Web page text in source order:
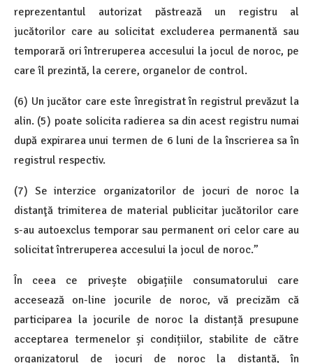
reprezentantul autorizat păstrează un registru al
jucătorilor care au solicitat excluderea permanentă sau
temporară ori întreruperea accesului la jocul de noroc, pe
care îl prezintă, la cerere, organelor de control.
(6) Un jucător care este înregistrat în registrul prevăzut la
alin. (5) poate solicita radierea sa din acest registru numai
după expirarea unui termen de 6 luni de la înscrierea sa în
registrul respectiv.
(7) Se interzice organizatorilor de jocuri de noroc la
distanţă trimiterea de material publicitar jucătorilor care
s-au autoexclus temporar sau permanent ori celor care au
solicitat întreruperea accesului la jocul de noroc.”
În ceea ce privește obigațiile consumatorului care
accesează on-line jocurile de noroc, vă precizăm că
participarea la jocurile de noroc la distanță presupune
acceptarea termenelor și condițiilor, stabilite de către
organizatorul de jocuri de noroc la distanță, în